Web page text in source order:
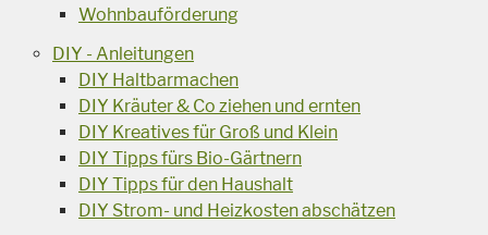
Wohnbauförderung
DIY - Anleitungen
DIY Haltbarmachen
DIY Kräuter & Co ziehen und ernten
DIY Kreatives für Groß und Klein
DIY Tipps fürs Bio-Gärtnern
DIY Tipps für den Haushalt
DIY Strom- und Heizkosten abschätzen